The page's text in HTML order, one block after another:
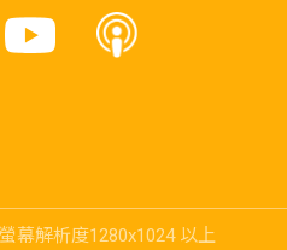
幕解析度1280x1024 以上